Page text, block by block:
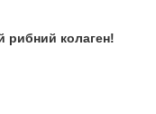
рибний колаген!